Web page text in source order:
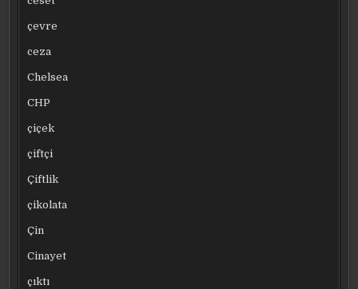
çevre
ceza
Chelsea
CHP
çiçek
çiftçi
Çiftlik
çikolata
Çin
Cinayet
çıktı